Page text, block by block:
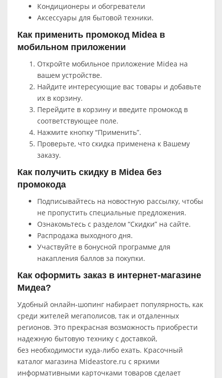
Кондиционеры и обогреватели
Аксессуары для бытовой техники.
Как применить промокод Midea в
мобильном приложении
Откройте мобильное приложение Midea на
вашем устройстве.
Найдите интересующие вас товары и добавьте
их в корзину.
Перейдите в корзину и введите промокод в
соответствующее поле.
Нажмите кнопку “Применить”.
Проверьте, что скидка применена к Вашему
заказу.
Как получить скидку в Midea без
промокода
Подписывайтесь на новостную рассылку, чтобы
не пропустить специальные предложения.
Ознакомьтесь с разделом “Скидки” на сайте.
Распродажа выходного дня.
Участвуйте в бонусной программе для
накапления баллов за покупки.
Как оформить заказ в интернет-магазине
Мидеа?
Удобный онлайн-шопинг набирает популярность, как
среди жителей мегаполисов, так и отдаленных
регионов. Это прекрасная возможность приобрести
надежную бытовую технику с доставкой,
без необходимости куда-либо ехать. Красочный
каталог магазина Mideastore.ru с яркими
информативными карточками товаров сделает